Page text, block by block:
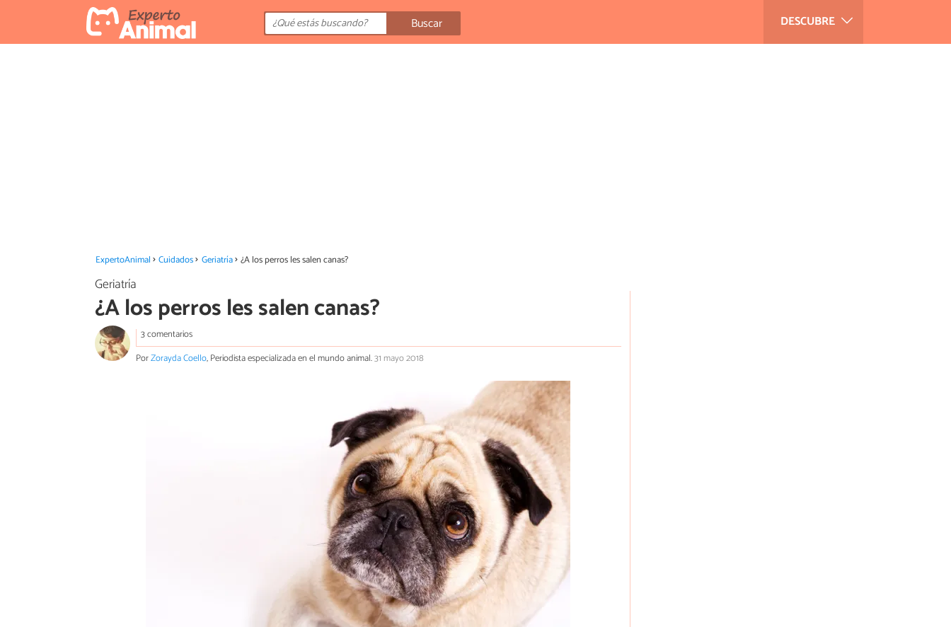
DESCUBRE
Buscar
ExpertoAnimal Cuidados Geriatría ¿A los perros les salen canas?
Geriatría
¿A los perros les salen canas?
3 comentarios
PorZorayda Coello, Periodista especializada en el mundo animal.31 mayo 2018